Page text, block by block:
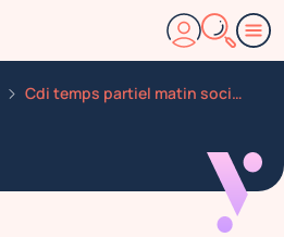
Cdi temps partiel matin societe de services 92300 leva